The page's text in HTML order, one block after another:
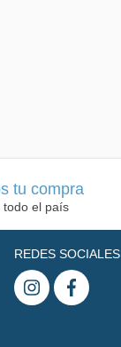
tu compra
todo el país
REDES SOCIALES